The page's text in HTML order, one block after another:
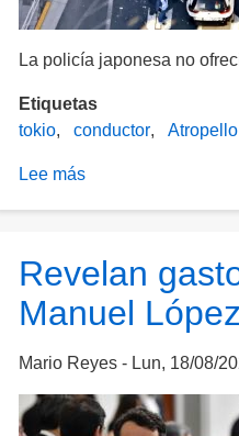
de
reportan
heridos
La policía japonesa no
Etiquetas
tokio
conductor
Lee más
un
auto
atropella
11
Revelan
Manuel
Mario Reyes Lun, 18/08/